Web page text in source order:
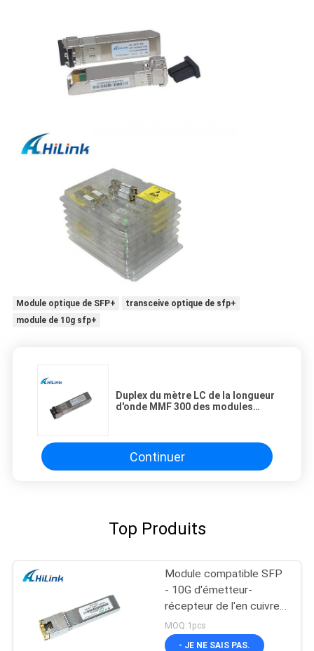
Module optique de SFP+
transceive optique de sfp+
module de 10g sfp+
Duplex du mètre LC de la longueur
d'onde MMF 300 des modules
Continuer
Top Produits
Module compatible SFP
- 10G d'émetteur-
récepteur de l'en cuivre
SFP+ de Cisco -
connecteur de T RJ45
MOQ:1pcs
- JE NE SAIS PAS.